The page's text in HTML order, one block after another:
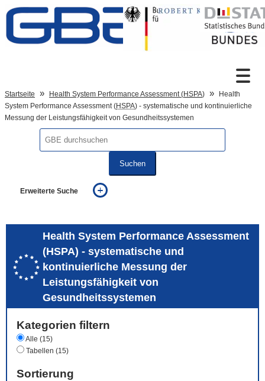
Zum Inhalt
Sprachumschaltung
Startseite Health System Performance Assessment (HSPA)
Health
System Performance Assessment (HSPA) - systematische und kontinuierliche
Messung der Leistungsfähigkeit von Gesundheitssystemen
Suchen
Erweiterte Suche
auch in allen Texten suchen (Volltextsuche)
auch Synonyme einbeziehen
auch ähnlich geschriebenes einbeziehen
Health System Performance Assessment
(HSPA) - systematische und
kontinuierliche Messung der
Leistungsfähigkeit von
Gesundheitssystemen
Kategorien filtern
Alle (15)
Tabellen (15)
Sortierung